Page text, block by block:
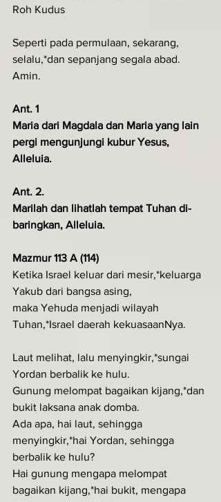
Roh Kudus
Seperti pada permulaan, sekarang,
selalu,*dan sepanjang segala abad.
Amin.
Ant. 1
Maria dari Magdala dan Maria yang lain
pergi mengunjungi kubur Yesus,
Alleluia.
Ant. 2.
Marilah dan lihatlah tempat Tuhan di­
baringkan, Alleluia.
Mazmur 113 A (114)
Ketika Israel keluar dari mesir,*keluarga
Yakub dari bangsa asing,
maka Yehuda menjadi wilayah
Tuhan,*Israel daerah kekuasaanNya.
Laut melihat, lalu menyingkir,*sungai
Yordan berbalik ke hulu.
Gunung melompat bagaikan kijang,*dan
bukit laksana anak domba.
Ada apa, hai laut, sehingga
menyingkir,*hai Yordan, sehingga
berbalik ke hulu?
Hai gunung mengapa melompat
bagaikan kijang,*hai bukit, mengapa